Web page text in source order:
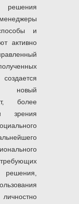
решения
и
активно
новый
более
зрения